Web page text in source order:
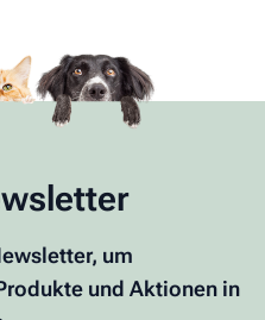
um
und Aktionen in